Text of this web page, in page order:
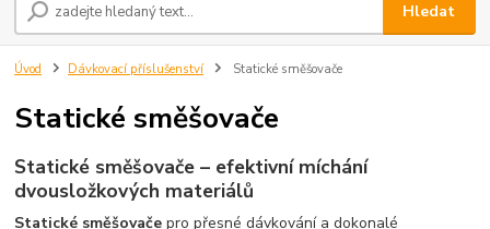
Hledat
Úvod Dávkovací příslušenství Statické směšovače
Statické směšovače
Statické směšovače – efektivní míchání
dvousložkových materiálů
Statické směšovače pro přesné dávkování a dokonalé